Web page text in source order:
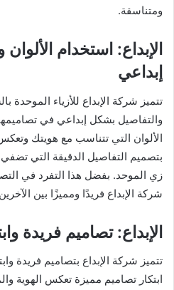
ومتناسقة.
الإبداع: استخدام
إبداعي
تتميز شركة الإبداع للأزياء الموحدة
والتفاصيل بشكل إبداعي في
الألوان التي تتناسب مع هويتك
بتصميم التفاصيل الدقيقة التي
زي الموحد. بفضل هذا التفرد في
شركة الإبداع فريدًا ومميزًا بين
الإبداع: تصاميم فريدة
تتميز شركة الإبداع بتصاميم فريدة
ابتكار تصاميم مميزة تعكس الهوية